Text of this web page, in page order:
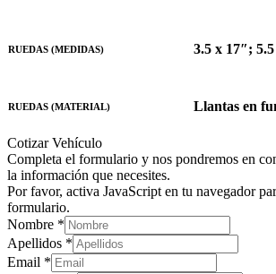
RUEDAS (MEDIDAS) 3.5 x 17″;
RUEDAS (MATERIAL) Llantas en
Cotizar Vehículo
Completa el formulario y nos pondremos en
la información que necesites.
Por favor, activa JavaScript en tu navegador
formulario.
Nombre *
Apellidos *
Email *